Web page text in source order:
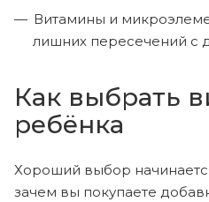
Витамины и
лишних пересечений с
Как выбрать
ребёнка
Хороший выбор
зачем вы покупаете